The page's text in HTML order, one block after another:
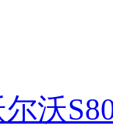
沃